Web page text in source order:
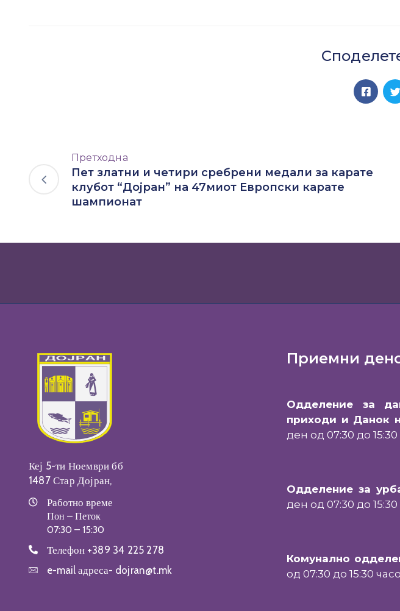
Претходна
Пет златни и четири сребрени медали за карате
клубот “Дојран” на 47миот Европски карате
шампионат
Кеј 5-ти Ноември бб
1487 Стар Дојран,
Работно време
Пон – Петок
07:30 – 15:30
Телефон +389 34 225 278
e-mail адреса- dojran@t.mk
Приемни
Одделение за
приходи и Данок
ден од 07:30 до 15:30
Одделение за
ден од 07:30 до 15:30
Комунално
од 07:30 до 15:30